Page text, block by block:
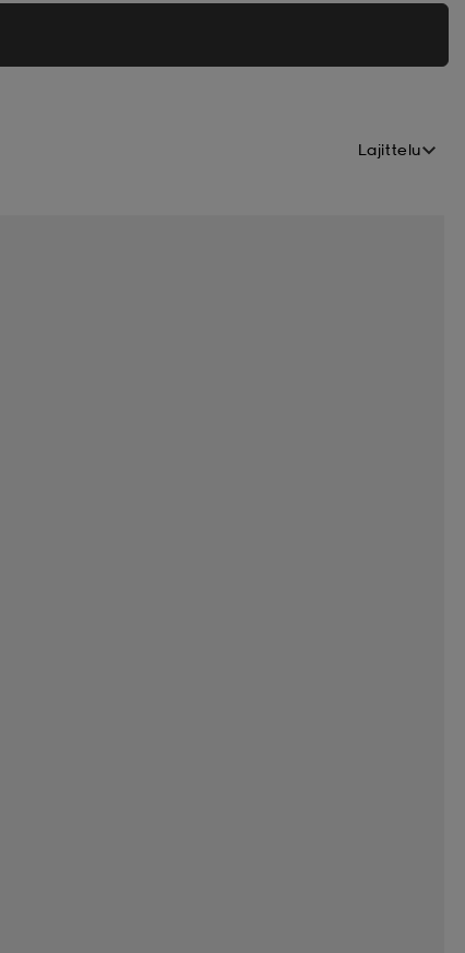
Lajittelu